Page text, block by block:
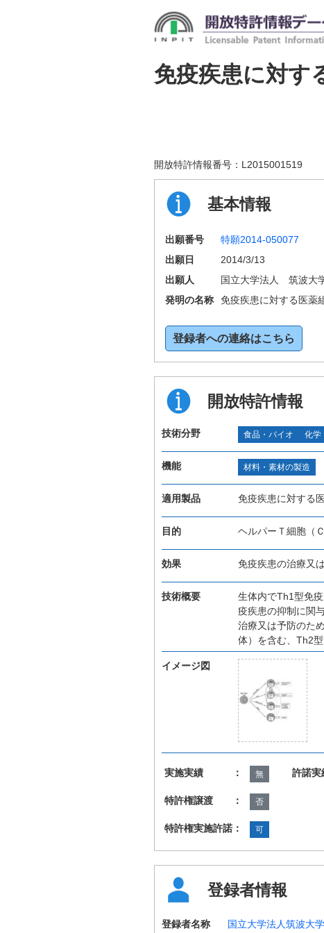
免疫疾患に対す
開放特許情報番号： L2015001519
基本情報
出願番号 特願2014-050077
出願日
2014/3/13
出願人
国立大学法人 筑波大
発明の名称
免疫疾患に対する医薬
登録者への連絡はこちら
開放特許情報
技術分野 食品・バイオ 化学
機能 材料・素材の製造
適用製品 免疫疾患に対する
目的 ヘルパーＴ細胞（
効果 免疫疾患の治療又
技術概要
生体内でTh1型免
疫疾患の抑制に関
治療又は予防のた
体）を含む、Th2
イメージ図
実施実績 ： 無 許諾
特許権譲渡 ： 否
特許権実施許諾： 可
登録者情報
登録者名称 国立大学法人筑波大学